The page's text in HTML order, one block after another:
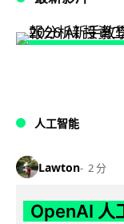
人工智能
Lawton 2 分
OpenAI 人